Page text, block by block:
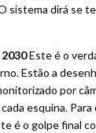
sistema dirá se
Este é o
Estão a
por
esquina.
é o golpe final